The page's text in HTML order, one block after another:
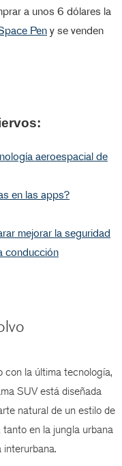
a unos 6 dólares la
Pen y se venden
aeroespacial de
en las apps?
mejorar la seguridad
conducción
con la última tecnología,
SUV está diseñada
natural de un estilo de
tanto en la jungla urbana
interurbana.